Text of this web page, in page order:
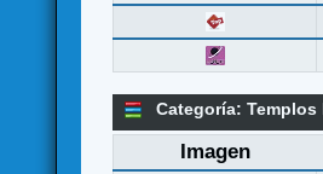
Categoría:
Imagen